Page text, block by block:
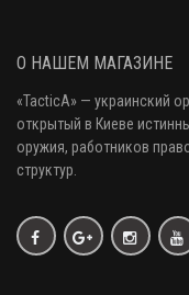
О НАШЕМ МАГАЗИНЕ
«TacticA» — украинский
открытый в Киеве
оружия, работников
структур.